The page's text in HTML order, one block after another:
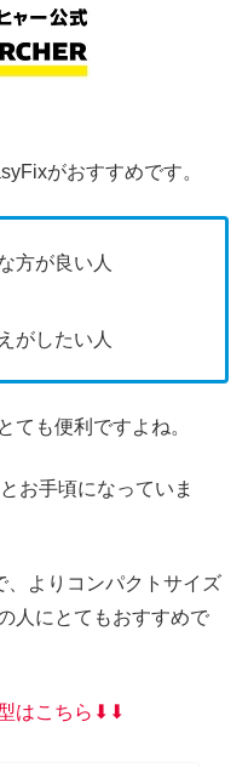
がおすすめです。
方が良い人
がしたい人
ても便利ですよね。
お手頃になっていま
、よりコンパクトサイズ
人にとてもおすすめで
はこちら⬇︎⬇︎